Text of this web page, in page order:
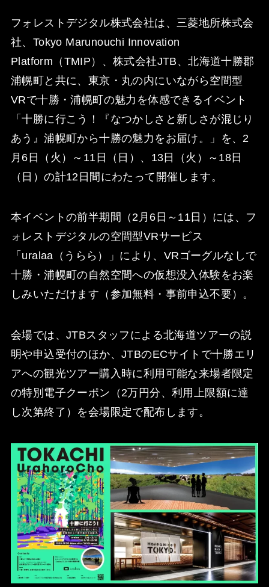
フォレストデジタル株式会社は、三菱地所株式会
社、Tokyo Marunouchi Innovation
Platform（TMIP）、株式会社JTB、北海道十勝郡
浦幌町と共に、東京・丸の内にいながら空間型
VRで十勝・浦幌町の魅力を体感できるイベント
「十勝に行こう！『なつかしさと新しさが混じり
あう』浦幌町から十勝の魅力をお届け。」を、2
月6日（火）～11日（日）、13日（火）～18日
（日）の計12日間にわたって開催します。
本イベントの前半期間（2月6日～11日）には、フ
ォレストデジタルの空間型VRサービス
「uralaa（うらら）」により、VRゴーグルなしで
十勝・浦幌町の自然空間への仮想没入体験をお楽
しみいただけます（参加無料・事前申込不要）。
会場では、JTBスタッフによる北海道ツアーの説
明や申込受付のほか、JTBのECサイトで十勝エリ
アへの観光ツアー購入時に利用可能な来場者限定
の特別電子クーポン（2万円分、利用上限額に達
し次第終了）を会場限定で配布します。